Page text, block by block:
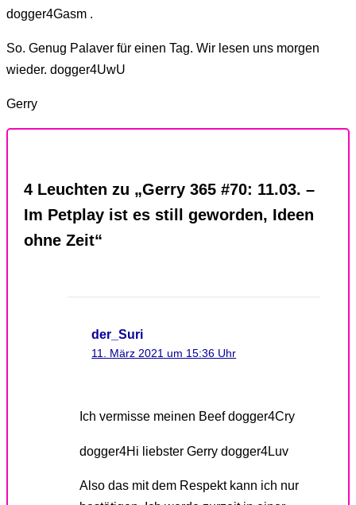
dogger4Gasm .
So. Genug Palaver für einen Tag. Wir lesen uns morgen
wieder. dogger4UwU
Gerry
4 Leuchten zu „Gerry 365 #70: 11.03. –
Im Petplay ist es still geworden, Ideen
ohne Zeit“
der_Suri
11. März 2021 um 15:36 Uhr
Ich vermisse meinen Beef dogger4Cry
dogger4Hi liebster Gerry dogger4Luv
Also das mit dem Respekt kann ich nur